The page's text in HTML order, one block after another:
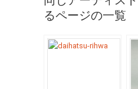
るページの一覧